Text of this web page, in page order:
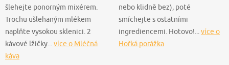
šlehejte ponorným mixérem.
Trochu ušlehaným mlékem
naplňte vysokou sklenici. 2
kávové lžičky...více o Mléčná
káva
nebo klidně bez), poté
smíchejte s ostatními
ingrediencemi. Hotovo!...více o
Hořká porážka